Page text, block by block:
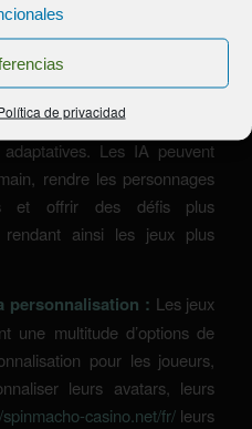
de privacidad
et engageante.
:L’intelligence artificielle a
sur les jeux multijoueurs,
de créer des expériences
Les IA peuvent
rendre les personnages
et offrir des défis plus
rendant ainsi les jeux plus
personnalisation : Les jeux
une multitude d’options de
pour les joueurs,
leurs avatars, leurs
casino.net/fr/ leurs